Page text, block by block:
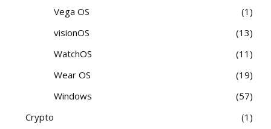
Vega OS
1
visionOS
13
WatchOS
11
Wear OS
19
Windows
57
Crypto
1